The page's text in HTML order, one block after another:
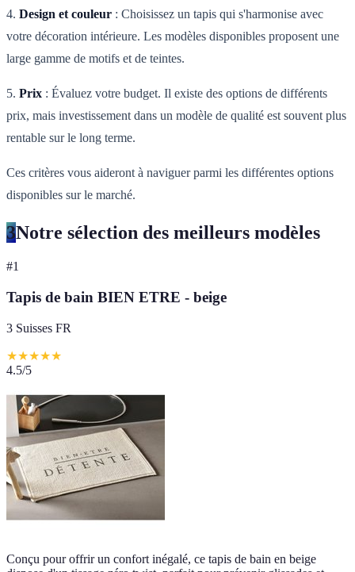
4. Design et couleur : Choisissez un tapis qui s'harmonise avec
votre décoration intérieure. Les modèles disponibles proposent une
large gamme de motifs et de teintes.
5. Prix : Évaluez votre budget. Il existe des options de différents
prix, mais investissement dans un modèle de qualité est souvent plus
rentable sur le long terme.
Ces critères vous aideront à naviguer parmi les différentes options
disponibles sur le marché.
3Notre sélection des meilleurs modèles
#1
Tapis de bain BIEN ETRE - beige
3 Suisses FR
★★★★★
4.5/5
Conçu pour offrir un confort inégalé, ce tapis de bain en beige